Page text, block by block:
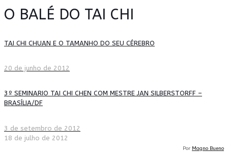
O BALÉ DO TAI CHI
TAI CHI CHUAN E O TAMANHO DO SEU CÉREBRO
20 de junho de 2012
3º SEMINARIO TAI CHI CHEN COM MESTRE JAN SILBERSTORFF –
BRASÍLIA/DF
3 de setembro de 2012
18 de julho de 2012
Por Magno Bueno